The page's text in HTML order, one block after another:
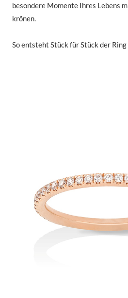
besondere Momente Ihres Lebens
krönen.
So entsteht Stück für Stück der Ring